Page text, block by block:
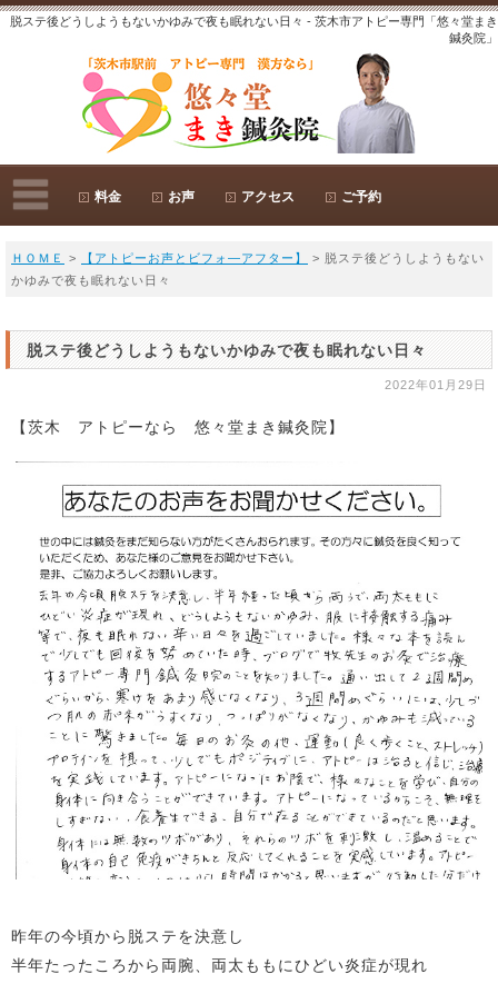
脱ステ後どうしようもないかゆみで夜も眠れない日々 - 茨木市アトピー専門「悠々堂まき
鍼灸院」
料金 お声 アクセス ご予約
ＨＯＭＥ > 【アトピーお声とビフォ―アフター】
> 脱ステ後どうしようもない
かゆみで夜も眠れない日々
脱ステ後どうしようもないかゆみで夜も眠れない日々
2022年01月29日
【茨木 アトピーなら 悠々堂まき鍼灸院】
昨年の今頃から脱ステを決意し
半年たったころから両腕、両太ももにひどい炎症が現れ